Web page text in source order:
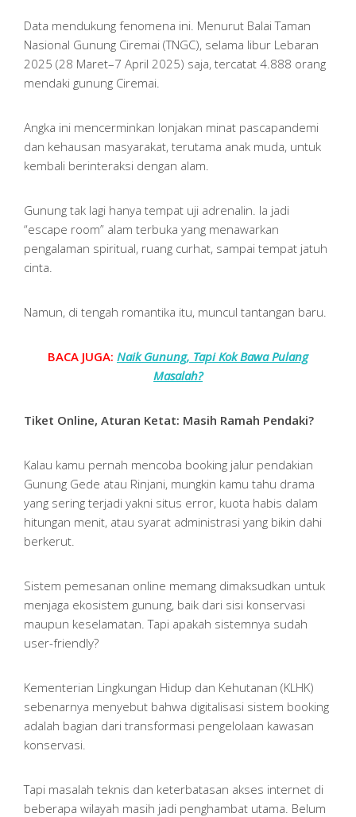
Data mendukung fenomena ini. Menurut Balai Taman
Nasional Gunung Ciremai (TNGC), selama libur Lebaran
2025 (28 Maret–7 April 2025) saja, tercatat 4.888 orang
mendaki gunung Ciremai.
Angka ini mencerminkan lonjakan minat pascapandemi
dan kehausan masyarakat, terutama anak muda, untuk
kembali berinteraksi dengan alam.
Gunung tak lagi hanya tempat uji adrenalin. Ia jadi
“escape room” alam terbuka yang menawarkan
pengalaman spiritual, ruang curhat, sampai tempat jatuh
cinta.
Namun, di tengah romantika itu, muncul tantangan baru.
BACA JUGA: Naik Gunung, Tapi Kok Bawa Pulang
Masalah?
Tiket Online, Aturan Ketat: Masih Ramah Pendaki?
Kalau kamu pernah mencoba booking jalur pendakian
Gunung Gede atau Rinjani, mungkin kamu tahu drama
yang sering terjadi yakni situs error, kuota habis dalam
hitungan menit, atau syarat administrasi yang bikin dahi
berkerut.
Sistem pemesanan online memang dimaksudkan untuk
menjaga ekosistem gunung, baik dari sisi konservasi
maupun keselamatan. Tapi apakah sistemnya sudah
user-friendly?
Kementerian Lingkungan Hidup dan Kehutanan (KLHK)
sebenarnya menyebut bahwa digitalisasi sistem booking
adalah bagian dari transformasi pengelolaan kawasan
konservasi.
Tapi masalah teknis dan keterbatasan akses internet di
beberapa wilayah masih jadi penghambat utama. Belum